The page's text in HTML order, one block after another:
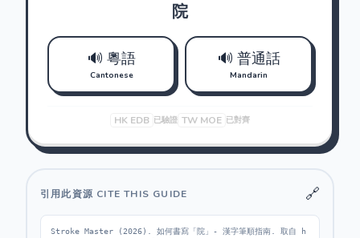
院
🔊 粵語
Cantonese
🔊 普通話
Mandarin
HK EDB 已驗證 TW MOE 已對齊
引用此資源 CITE THIS GUIDE 🔗
Stroke Master (2026). 如何書寫「院」- 漢字筆順指南. 取自 h